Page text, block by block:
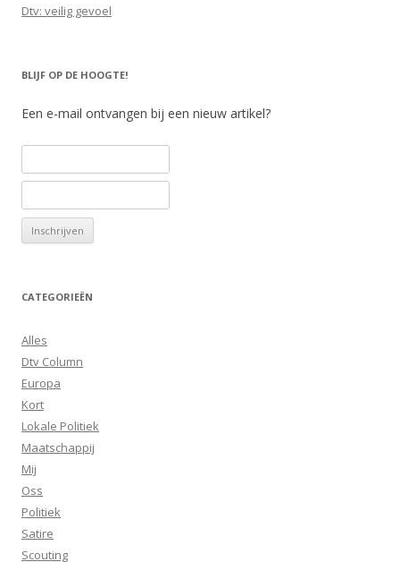
Dtv: veilig gevoel
BLIJF OP DE HOOGTE!
Een e-mail ontvangen bij een nieuw artikel?
CATEGORIEËN
Alles
Dtv Column
Europa
Kort
Lokale Politiek
Maatschappij
Mij
Oss
Politiek
Satire
Scouting